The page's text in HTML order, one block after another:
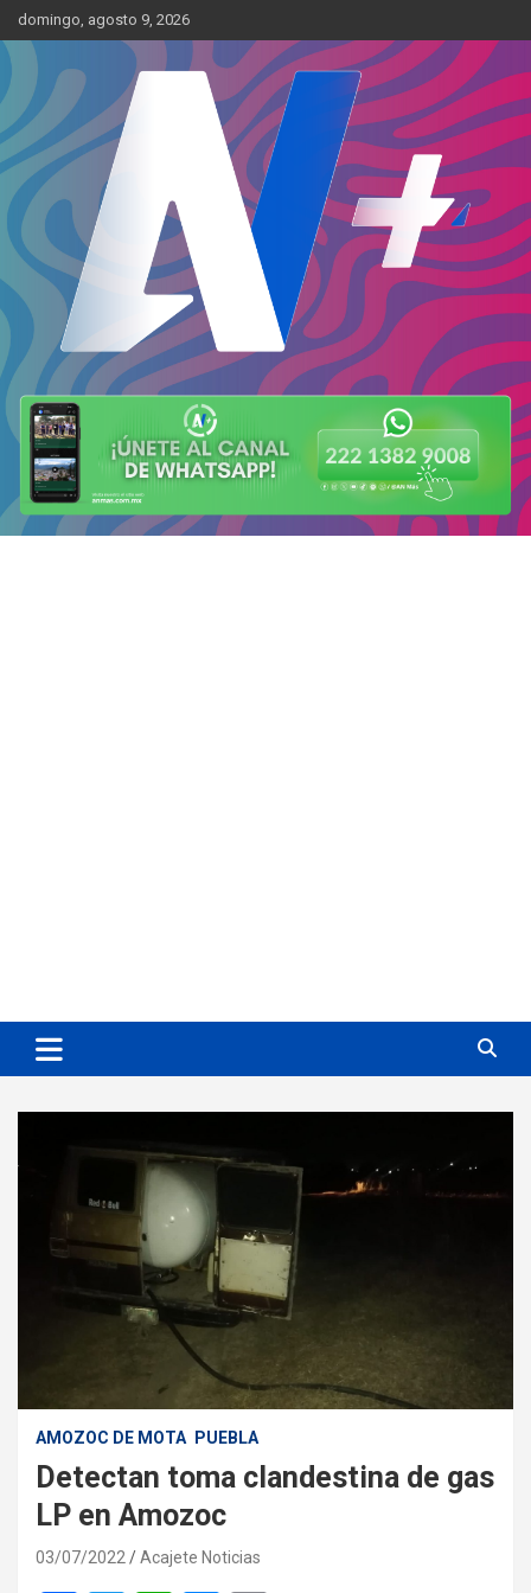
Skip
to
content
domingo, agosto 9, 2026
AN Más
Más cerca de ti
AMOZOC DE MOTA PUEBLA
Detectan toma clandestina de gas
LP en Amozoc
03/07/2022 Acajete Noticias